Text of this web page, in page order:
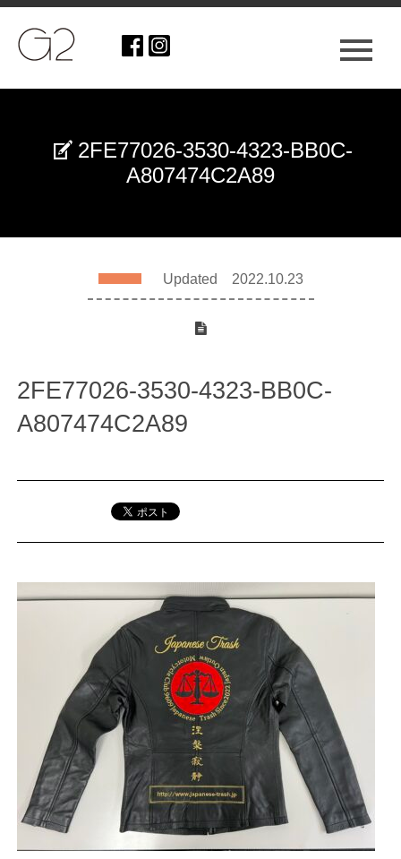
2FE77026-3530-4323-BB0C-
A807474C2A89
Updated 2022.10.23
2FE77026-3530-4323-BB0C-
A807474C2A89